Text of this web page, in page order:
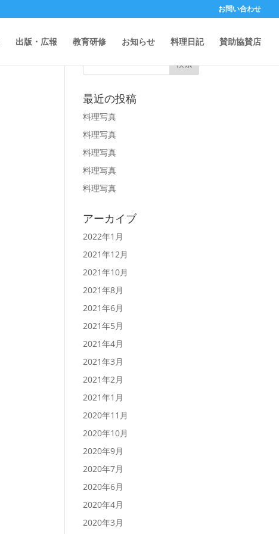
お問い合わせ
出版・広報 教育研修 お知らせ 料理日記 賛助協賛店
記事から検索
最近の投稿
料理写真
料理写真
料理写真
料理写真
料理写真
アーカイブ
2022年1月
2021年12月
2021年10月
2021年8月
2021年6月
2021年5月
2021年4月
2021年3月
2021年2月
2021年1月
2020年11月
2020年10月
2020年9月
2020年7月
2020年6月
2020年4月
2020年3月